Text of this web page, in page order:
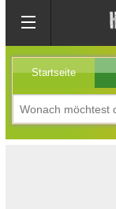
Startseite